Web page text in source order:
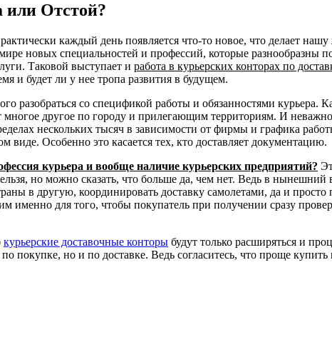
или Отстой?
каждый день появляется что-то новое, что делает
новых специальностей и профессий, которые
Таковой выступает и работа в курьерских конторах по
и будет ли у нее тропа развития в будущем.
разобраться со спецификой работы и обязанностями
многое другое по городу и прилегающим территориям. И
нескольких тысяч в зависимости от фирмы и графика
виде. Особенно это касается тех, кто доставляет документацию.
курьера и вообще наличие курьерских предприятий?
но можно сказать, что больше да, чем нет. Ведь в
в другую, координировать доставку самолетами, да и
именно для того, чтобы покупатель при получении сразу
курьерские доставочные конторы будут только расширяться и
покупке, но и по доставке. Ведь согласитесь, что проще